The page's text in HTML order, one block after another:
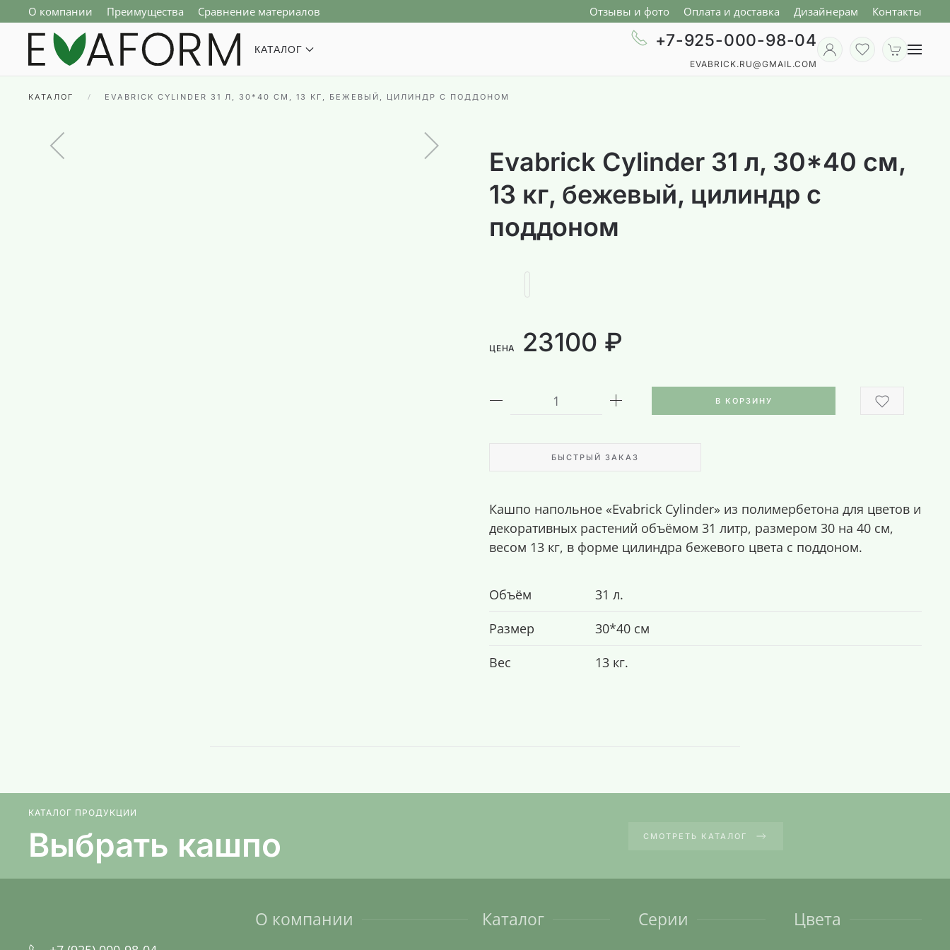
Перейти к содержимому
О компании Преимущества Сравнение материалов Отзывы и фото Оплата и доставка Дизайнерам Контакты
КАТАЛОГ +7-925-000-98-04
EVABRICK.RU@GMAIL.COM
КАТАЛОГ EVABRICK CYLINDER 31 Л, 30*40 СМ, 13 КГ, БЕЖЕВЫЙ, ЦИЛИНДР С ПОДДОНОМ
Evabrick Cylinder 31 л, 30*40 см,
13 кг, бежевый, цилиндр с
поддоном
ЦЕНА 23100 ₽
В КОРЗИНУ
БЫСТРЫЙ ЗАКАЗ
Кашпо напольное «Evabrick Cylinder» из полимербетона для цветов и
декоративных растений объёмом 31 литр, размером 30 на 40 см,
весом 13 кг, в форме цилиндра бежевого цвета с поддоном.
Объём
31 л.
Размер
30*40 см
Вес
13 кг.
КАТАЛОГ ПРОДУКЦИИ
Выбрать кашпо СМОТРЕТЬ КАТАЛОГ
О компании Каталог Серии Цвета